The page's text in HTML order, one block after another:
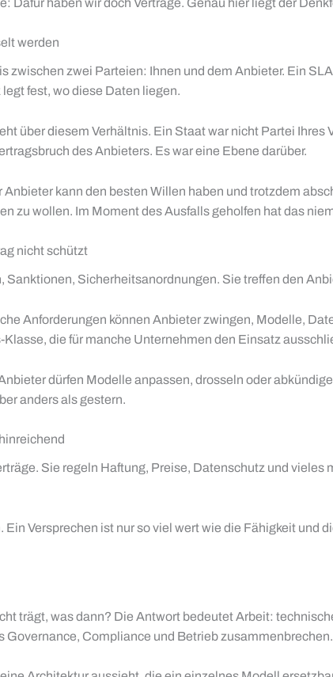
werden
zwischen zwei Parteien: Ihnen und dem Anbieter. Ein
fest, wo diese Daten liegen.
über diesem Verhältnis. Ein Staat war nicht Partei
des Anbieters. Es war eine Ebene darüber.
kann den besten Willen haben und trotzdem
zu wollen. Im Moment des Ausfalls geholfen hat das
nicht schützt
Sanktionen, Sicherheitsanordnungen. Sie treffen den
Anforderungen können Anbieter zwingen, Modelle,
die für manche Unternehmen den Einsatz
dürfen Modelle anpassen, drosseln oder
anders als gestern.
Sie regeln Haftung, Preise, Datenschutz und
Ein Versprechen ist nur so viel wert wie die Fähigkeit
trägt, was dann? Die Antwort bedeutet Arbeit:
Governance, Compliance und Betrieb zusammenbrechen.